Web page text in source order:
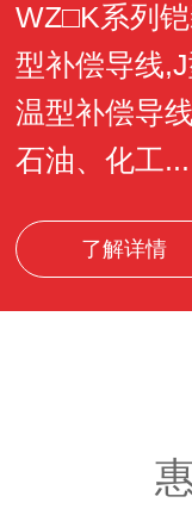
WZ□K系列
型补偿导线
温型补偿导
石油、化工...
了解详情